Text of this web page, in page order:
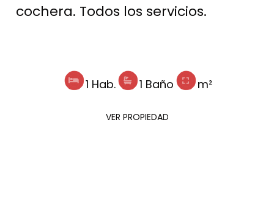
cochera. Todos los servicios.
1 Hab. 1 Baño m²
VER PROPIEDAD